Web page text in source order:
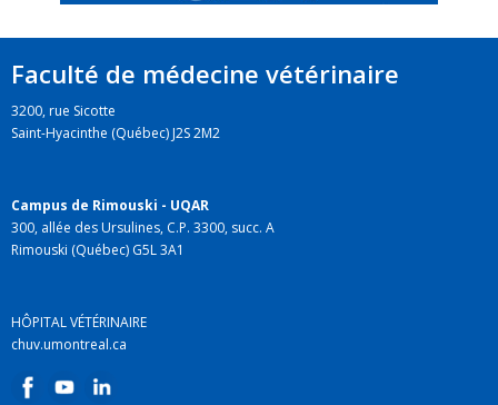
Faculté de médecine vétérinaire
3200, rue Sicotte
Saint-Hyacinthe (Québec) J2S 2M2
Campus de Rimouski - UQAR
300, allée des Ursulines, C.P. 3300, succ. A
Rimouski (Québec) G5L 3A1
HÔPITAL VÉTÉRINAIRE
chuv.umontreal.ca